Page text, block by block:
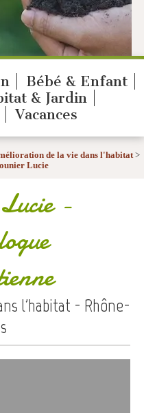
Bébé & Enfant
& Jardin
Vacances
de la vie dans l'habitat>
Lucie
-
l'habitat - Rhône-